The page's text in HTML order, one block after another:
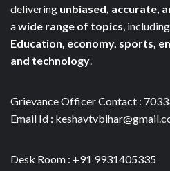
delivering unbiased, accurate,
awide range of topics, including
Education, economy, sports,
and technology.
Grievance Officer Contact :
Email Id :
Desk Room : +91 9931405335